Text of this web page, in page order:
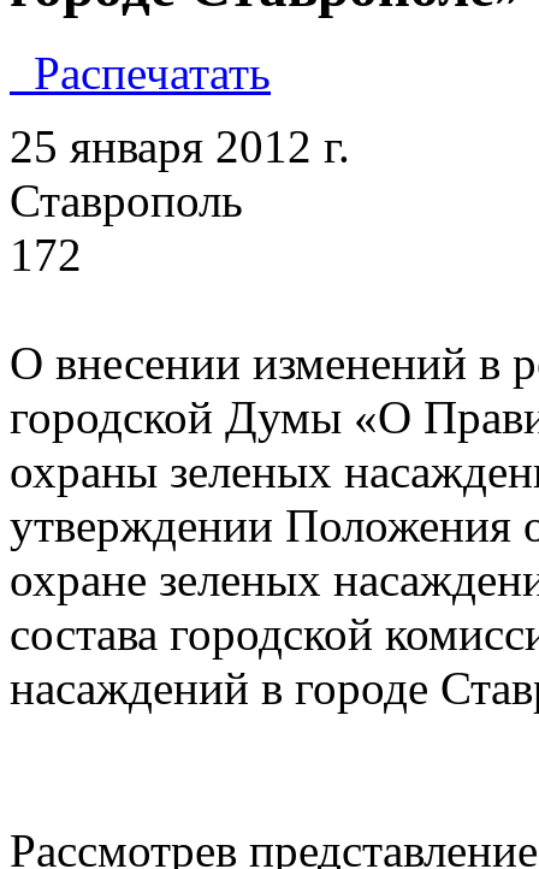
Распечатать
25
172
О внесении изменений в
городской Думы «О
охраны зеленых
утверждении Положения
охране зеленых
состава городской
насаждений в городе
Рассмотрев